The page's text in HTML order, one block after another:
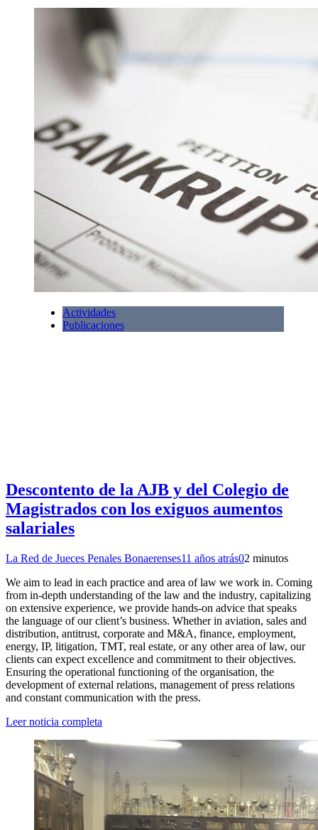
Actividades
Publicaciones
Descontento de la AJB y del Colegio de
Magistrados con los exiguos aumentos
salariales
La Red de Jueces Penales Bonaerenses11 años atrás02 minutos
We aim to lead in each practice and area of law we work in. Coming
from in-depth understanding of the law and the industry, capitalizing
on extensive experience, we provide hands-on advice that speaks
the language of our client’s business. Whether in aviation, sales and
distribution, antitrust, corporate and M&A, finance, employment,
energy, IP, litigation, TMT, real estate, or any other area of law, our
clients can expect excellence and commitment to their objectives.
Ensuring the operational functioning of the organisation, the
development of external relations, management of press relations
and constant communication with the press.
Leer noticia completa